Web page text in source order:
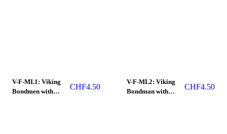
V-F-MI.1: Viking
Bondmen with
CHF4.50
V-F-MI.2: Viking
Bondman with
CHF4.50